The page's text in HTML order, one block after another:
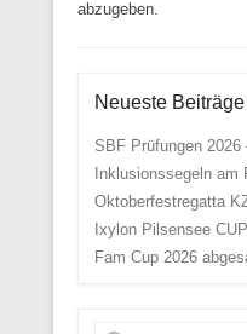
abzugeben.
Neueste Beiträge
SBF Prüfungen
Inklusionssegeln am
Oktoberfestregatta
Ixylon Pilsensee
Fam Cup 2026